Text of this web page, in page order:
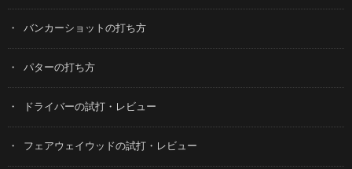
バンカーショットの打ち方
パターの打ち方
ドライバーの試打・レビュー
フェアウェイウッドの試打・レビュー